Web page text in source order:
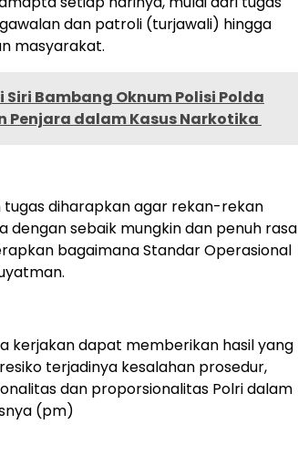
dan patroli (turjawali) hingga
masyarakat.
Siri Bambang Oknum Polisi Polda
Penjara dalam Kasus Narkotika
tugas diharapkan agar rekan-rekan
dengan sebaik mungkin dan penuh rasa
bagaimana Standar Operasional
kerjakan dapat memberikan hasil yang
terjadinya kesalahan prosedur,
dan proporsionalitas Polri dalam
(pm)